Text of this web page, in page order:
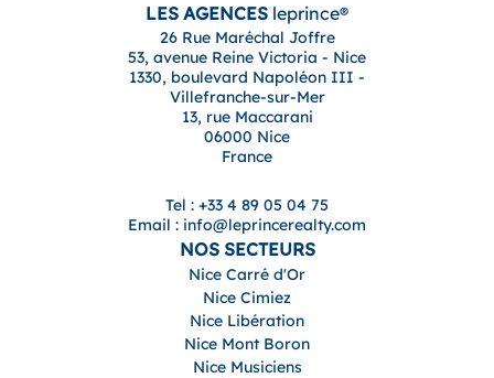
LES AGENCES leprince®
26 Rue Maréchal Joffre
53, avenue Reine Victoria - Nice
1330, boulevard Napoléon III -
Villefranche-sur-Mer
13, rue Maccarani
06000 Nice
France
Tel : +33 4 89 05 04 75
Email : info@leprincerealty.com
NOS SECTEURS
Nice Carré d'Or
Nice Cimiez
Nice Libération
Nice Mont Boron
Nice Musiciens